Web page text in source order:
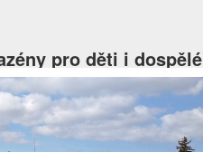
pro děti i dospělé